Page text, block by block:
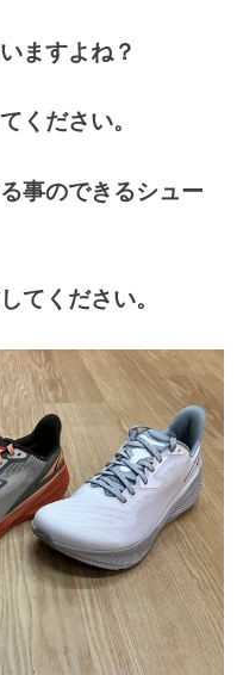
ますよね？
ください。
事のできるシュー
てください。